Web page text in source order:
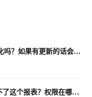
这些云效 AppStack 公网IP会不定期变化吗？如果有更新的话会在哪里通知吗？
我是这个云效系统的管理员，为什么看不了这个报表？权限在哪里设置？